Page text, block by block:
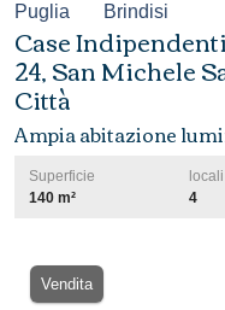
Puglia Brindisi
Case
24, San Michele
Città
Ampia abitazione
Superficie
140 m²
locali
4
Vendita